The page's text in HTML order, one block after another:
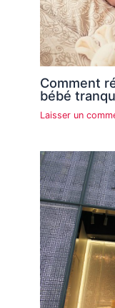
Comment
bébé
Laisser un